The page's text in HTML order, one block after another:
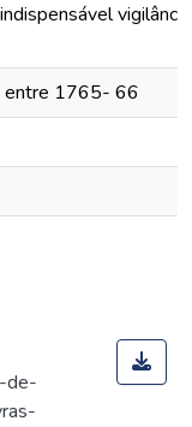
entre 1765- 66
de-